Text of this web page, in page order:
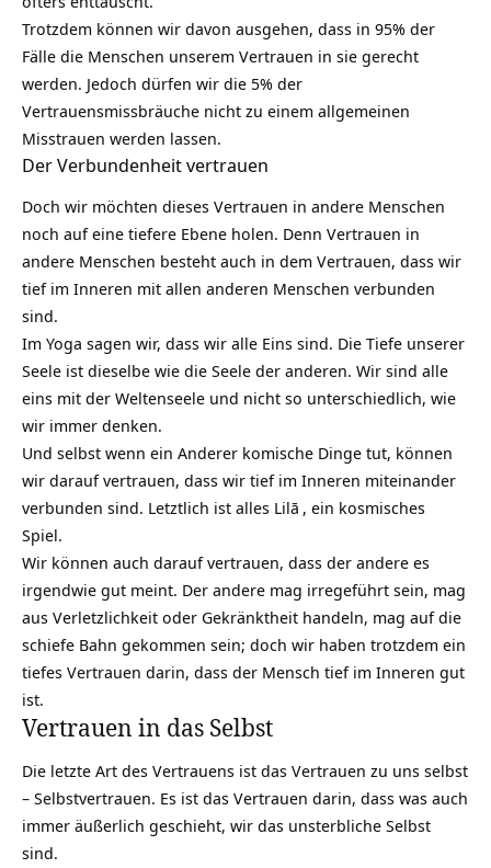
Trotzdem können wir davon ausgehen, dass in 95% der
Fälle die Menschen unserem Vertrauen in sie gerecht
werden. Jedoch dürfen wir die 5% der
Vertrauensmissbräuche nicht zu einem allgemeinen
Misstrauen werden lassen.
Der Verbundenheit vertrauen
Doch wir möchten dieses Vertrauen in andere Menschen
noch auf eine tiefere Ebene holen. Denn Vertrauen in
andere Menschen besteht auch in dem Vertrauen, dass wir
tief im Inneren mit allen anderen Menschen verbunden
sind.
Im Yoga sagen wir, dass wir alle Eins sind. Die Tiefe unserer
Seele ist dieselbe wie die Seele der anderen. Wir sind alle
eins mit der Weltenseele und nicht so unterschiedlich, wie
wir immer denken.
Und selbst wenn ein Anderer komische Dinge tut, können
wir darauf vertrauen, dass wir tief im Inneren miteinander
verbunden sind. Letztlich ist alles Lilā , ein kosmisches
Spiel.
Wir können auch darauf vertrauen, dass der andere es
irgendwie gut meint. Der andere mag irregeführt sein, mag
aus Verletzlichkeit oder Gekränktheit handeln, mag auf die
schiefe Bahn gekommen sein; doch wir haben trotzdem ein
tiefes Vertrauen darin, dass der Mensch tief im Inneren gut
ist.
Vertrauen in das Selbst
Die letzte Art des Vertrauens ist das Vertrauen zu uns selbst
– Selbstvertrauen. Es ist das Vertrauen darin, dass was auch
immer äußerlich geschieht, wir das unsterbliche Selbst
sind.